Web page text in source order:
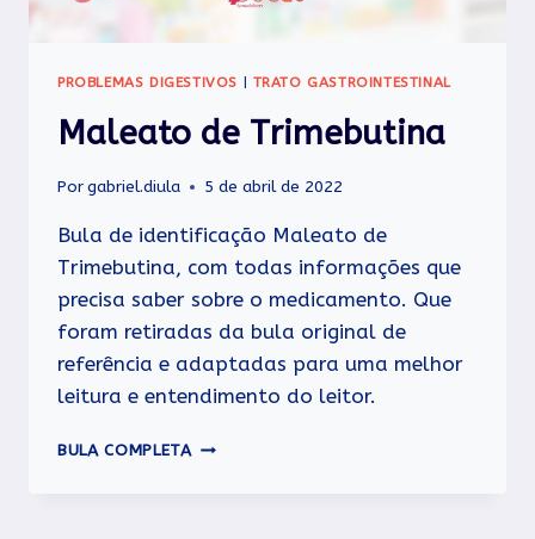
PROBLEMAS DIGESTIVOS TRATO GASTROINTESTINAL
Maleato de Trimebutina
Porgabriel.diula 5 de abril de 2022
Bula de identificação Maleato de
Trimebutina, com todas informações que
precisa saber sobre o medicamento. Que
foram retiradas da bula original de
referência e adaptadas para uma melhor
leitura e entendimento do leitor.
BULA COMPLETA MALEATO